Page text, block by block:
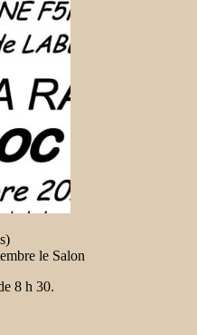
le Salon
8 h 30.